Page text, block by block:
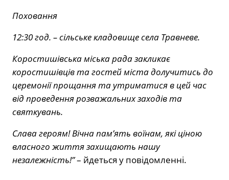
Поховання
12:30 год. – сільське кладовище села Травневе.
Коростишівська міська рада закликає
коростишівців та гостей міста долучитись до
церемонії прощання та утриматися в цей час
від проведення розважальних заходів та
святкувань.
Слава героям! Вічна пам’ять воїнам, які ціною
власного життя захищають нашу
незалежність!”– йдеться у повідомленні.